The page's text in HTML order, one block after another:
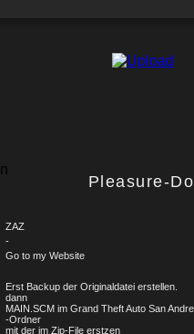
Pleasure-
ZAZ
-
Go to my Website
Erst Backup der Originaldatei erstellen.
dann
MAIN.SCM im Grand Theft Auto San
-Ordner
mit der im Zip-File erstzen